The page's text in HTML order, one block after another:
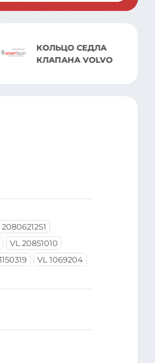
БЕЗ СТАКАНА ST
8660.S
VL 20851010
VL 1069204